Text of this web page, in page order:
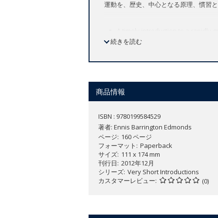
運動を、歴史、中心となる原理、慣習
Covers all aspects of the
Examines its influence on
From its obscure beginnings in
700,000 to 1 million people
Rastafari: A Very Short Introduction
essential history of Rastafari,
far-reaching influence on cultural
続きを読む
商品情報
ISBN : 9780199584529
著者: Ennis Barrington Edmonds
ページ 160 ページ
フォーマット
Paperback
サイズ 111 x 174 mm
刊行日 2012年12月
シリーズ Very Short Introductions
カスタマーレビュー
(0)